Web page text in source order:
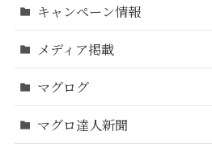
キャンペーン情報
メディア掲載
マグログ
マグロ達人新聞